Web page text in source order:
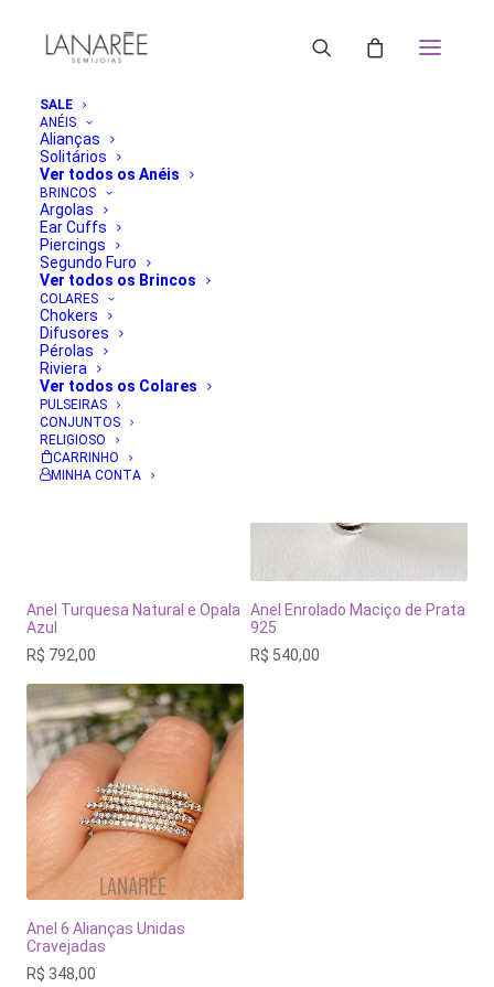
SALE
ANÉIS
Alianças
Solitários
Ver todos os Anéis
BRINCOS
Argolas
Ear Cuffs
Piercings
Segundo Furo
Ver todos os Brincos
COLARES
Chokers
Difusores
Pérolas
Riviera
Ver todos os Colares
PULSEIRAS
CONJUNTOS
RELIGIOSO
CARRINHO
MINHA CONTA
ORDENAR POR PREÇO: MAIOR PARA MENOR
Anel Turquesa Natural e Opala
Azul
R$ 792,00
Anel Enrolado Maciço de Prata
925
R$ 540,00
Anel 6 Alianças Unidas
Cravejadas
R$ 348,00